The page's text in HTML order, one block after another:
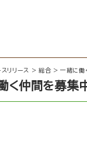
スリリース > 総合>一緒に働
く仲間を募集